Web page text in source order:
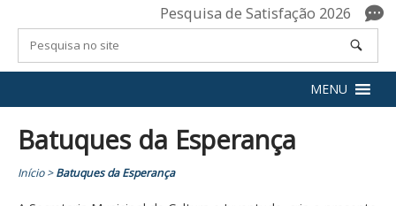
Pesquisa de Satisfação 2026
MENU
Batuques da Esperança
Início>Batuques da Esperança